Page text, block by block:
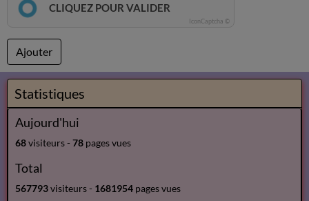
CLIQUEZ POUR VALIDER
IconCaptcha ©
Ajouter
Statistiques
Aujourd'hui
68visiteurs - 78 pages vues
Total
567793visiteurs - 1681954 pages vues